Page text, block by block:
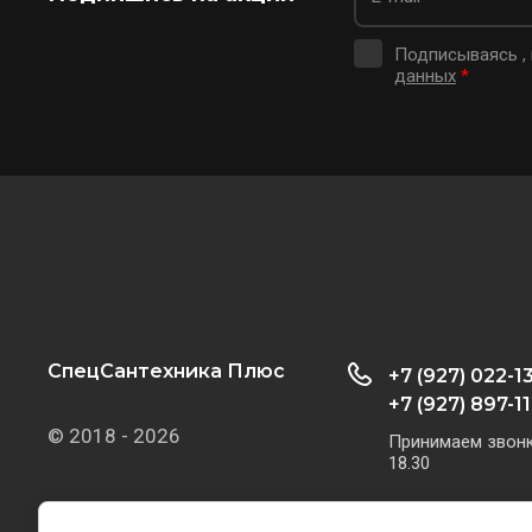
Подписываясь
данных *
СпецСантехника Плюс
© 2018 - 2026
+7 (927) 022-
+7 (927) 897-
Принимаем
18.30